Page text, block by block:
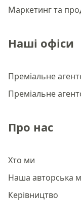
Маркетинг та
Наші офіси
Преміальне
Преміальне
Про нас
Хто ми
Наша авторська
Керівництво